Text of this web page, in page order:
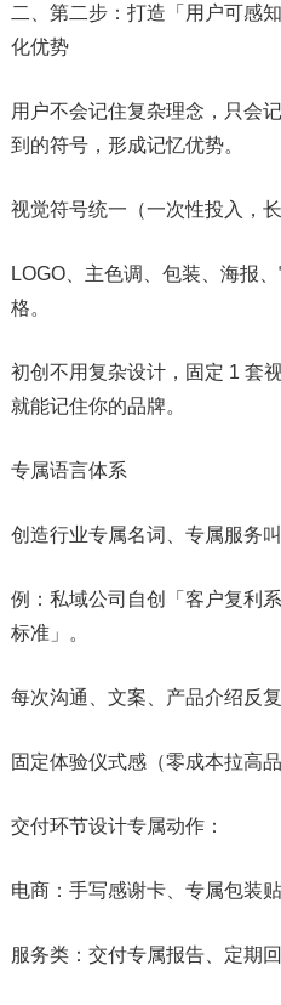
二、第二步：打造「用户可感
化优势
用户不会记住复杂理念，只会
到的符号，形成记忆优势。
视觉符号统一（一次性投入，长
LOGO、主色调、包装、海报
格。
初创不用复杂设计，固定 1 套
就能记住你的品牌。
专属语言体系
创造行业专属名词、专属服务
例：私域公司自创「客户复利
标准」。
每次沟通、文案、产品介绍反
固定体验仪式感（零成本拉高品
交付环节设计专属动作：
电商：手写感谢卡、专属包装贴
服务类：交付专属报告、定期回